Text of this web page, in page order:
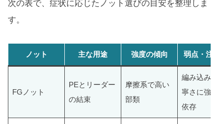
次の表で、症状に応じたノット選びの目安を整理しま
す。
ノット 主な用途 強度の傾向 弱点・注
FGノット
PEとリーダー
の結束
摩擦系で高い
部類
編み込みの
寧さに強度
依存